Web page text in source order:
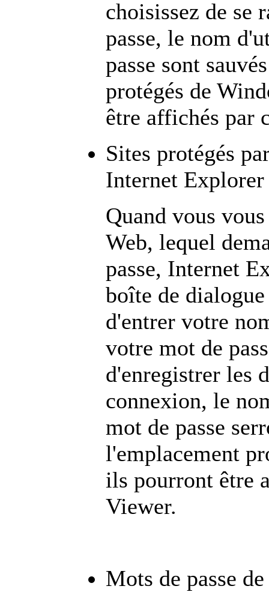
choisissez de se
passe, le nom
passe sont
protégés de
être affichés par
Sites protégés
Internet Explorer
Quand vous
Web, lequel
passe, Internet
boîte de
d'entrer votre
votre mot de
d'enregistrer les
connexion, le
mot de passe
l'emplacement
ils pourront être
Viewer.
Mots de passe